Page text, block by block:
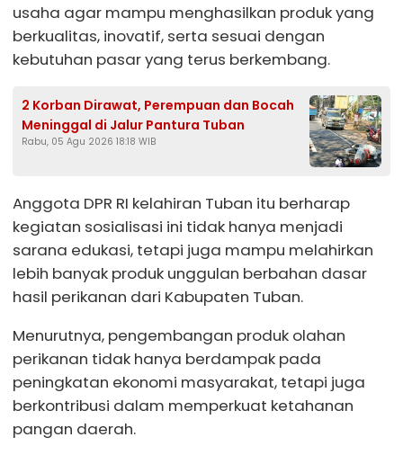
usaha agar mampu menghasilkan produk yang
berkualitas, inovatif, serta sesuai dengan
kebutuhan pasar yang terus berkembang.
2 Korban Dirawat, Perempuan dan Bocah
Meninggal di Jalur Pantura Tuban
Rabu, 05 Agu 2026 18:18 WIB
Anggota DPR RI kelahiran Tuban itu berharap
kegiatan sosialisasi ini tidak hanya menjadi
sarana edukasi, tetapi juga mampu melahirkan
lebih banyak produk unggulan berbahan dasar
hasil perikanan dari Kabupaten Tuban.
Menurutnya, pengembangan produk olahan
perikanan tidak hanya berdampak pada
peningkatan ekonomi masyarakat, tetapi juga
berkontribusi dalam memperkuat ketahanan
pangan daerah.